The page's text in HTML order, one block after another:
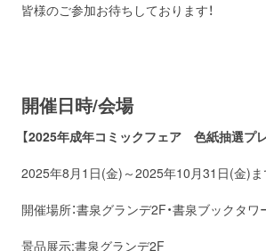
皆様のご参加お待ちしております！
開催日時/会場
【2025年成年コミックフェア 色紙抽選プレ
2025年8月1日(金)～2025年10月31日(金)
開催場所：書泉グランデ2F・書泉ブックタワ
景品展示:書泉グランデ2F